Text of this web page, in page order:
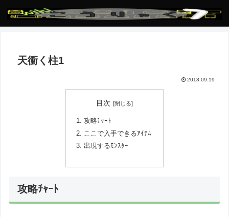
天衝く柱1
2018.09.19
目次
攻略ﾁｬｰﾄ
ここで入手できるｱｲﾃﾑ
出現するﾓﾝｽﾀｰ
攻略ﾁｬｰﾄ